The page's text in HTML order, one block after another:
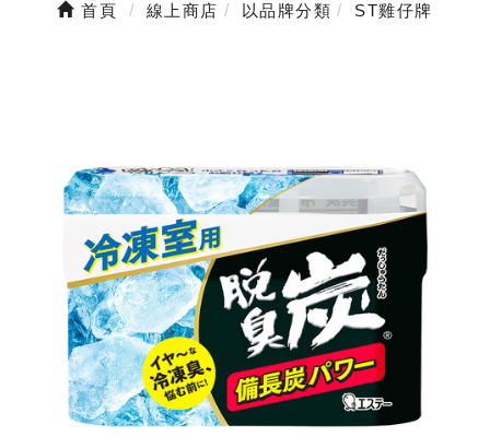
首頁 線上商店 以品牌分類 ST雞仔牌